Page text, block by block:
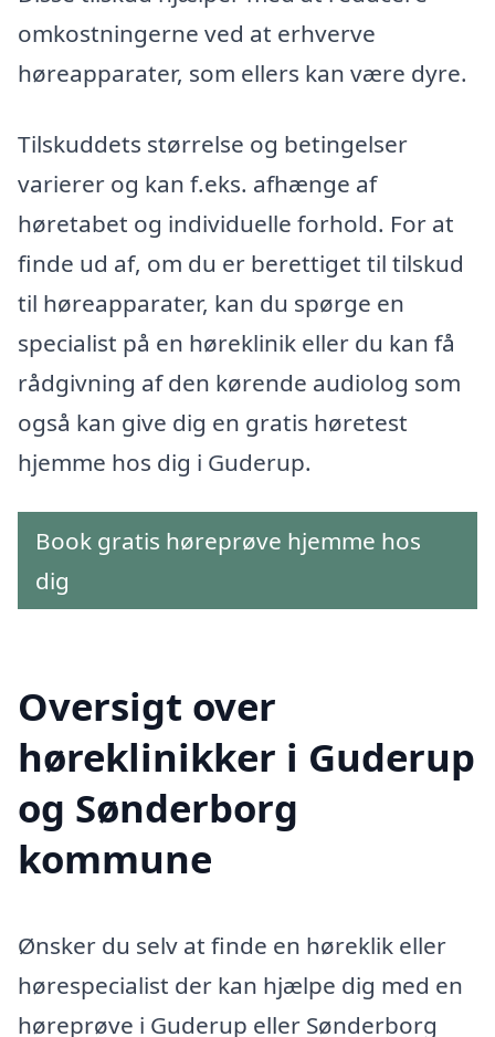
omkostningerne ved at erhverve
høreapparater, som ellers kan være dyre.
Tilskuddets størrelse og betingelser
varierer og kan f.eks. afhænge af
høretabet og individuelle forhold. For at
finde ud af, om du er berettiget til tilskud
til høreapparater, kan du spørge en
specialist på en høreklinik eller du kan få
rådgivning af den kørende audiolog som
også kan give dig en gratis høretest
hjemme hos dig i Guderup.
Book gratis høreprøve hjemme hos
dig
Oversigt over
høreklinikker i Guderup
og Sønderborg
kommune
Ønsker du selv at finde en høreklik eller
hørespecialist der kan hjælpe dig med en
høreprøve i Guderup eller Sønderborg